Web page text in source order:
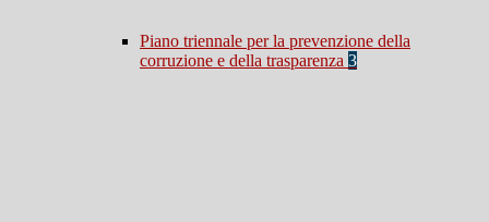
Piano triennale per la prevenzione della
corruzione e della trasparenza 3